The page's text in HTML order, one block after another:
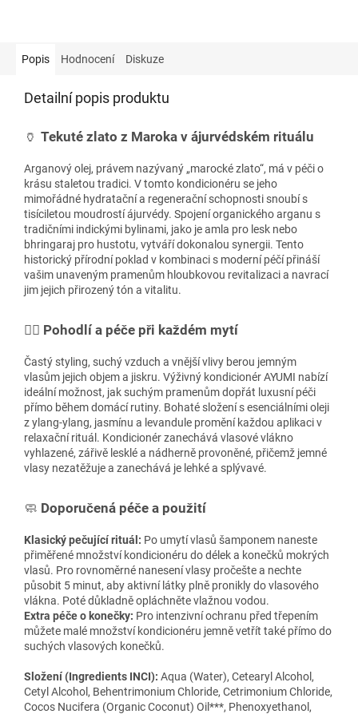
Popis Hodnocení Diskuze
Detailní popis produktu
🏺 Tekuté zlato z Maroka v ájurvédském rituálu
Arganový olej, právem nazývaný „marocké zlato“, má v péči o
krásu staletou tradici. V tomto kondicionéru se jeho
mimořádné hydratační a regenerační schopnosti snoubí s
tisíciletou moudrostí ájurvédy. Spojení organického arganu s
tradičními indickými bylinami, jako je amla pro lesk nebo
bhringaraj pro hustotu, vytváří dokonalou synergii. Tento
historický přírodní poklad v kombinaci s moderní péčí přináší
vašim unaveným pramenům hloubkovou revitalizaci a navrací
jim jejich přirozený tón a vitalitu.
💆‍♀️ Pohodlí a péče při každém mytí
Častý styling, suchý vzduch a vnější vlivy berou jemným
vlasům jejich objem a jiskru. Výživný kondicionér AYUMI nabízí
ideální možnost, jak suchým pramenům dopřát luxusní péči
přímo během domácí rutiny. Bohaté složení s esenciálními oleji
z ylang-ylang, jasmínu a levandule promění každou aplikaci v
relaxační rituál. Kondicionér zanechává vlasové vlákno
vyhlazené, zářivě lesklé a nádherně provoněné, přičemž jemné
vlasy nezatěžuje a zanechává je lehké a splývavé.
🧼 Doporučená péče a použití
Klasický pečující rituál: Po umytí vlasů šamponem naneste
přiměřené množství kondicionéru do délek a konečků mokrých
vlasů. Pro rovnoměrné nanesení vlasy pročešte a nechte
působit 5 minut, aby aktivní látky plně pronikly do vlasového
vlákna. Poté důkladně opláchněte vlažnou vodou.
Extra péče o konečky: Pro intenzivní ochranu před třepením
můžete malé množství kondicionéru jemně vetřít také přímo do
suchých vlasových konečků.
Složení (Ingredients INCI): Aqua (Water), Cetearyl Alcohol,
Cetyl Alcohol, Behentrimonium Chloride, Cetrimonium Chloride,
Cocos Nucifera (Organic Coconut) Oil***, Phenoxyethanol,